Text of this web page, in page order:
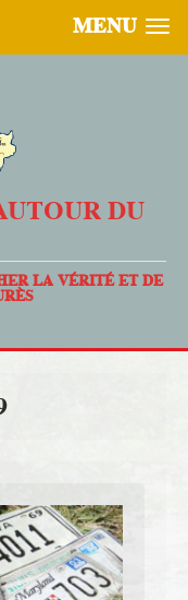
MENU
DU
LA VÉRITÉ ET DE